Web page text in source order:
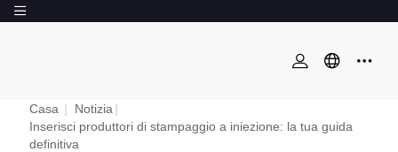
Casa | Notizia |
Inserisci produttori di stampaggio a iniezione: la tua guida
definitiva